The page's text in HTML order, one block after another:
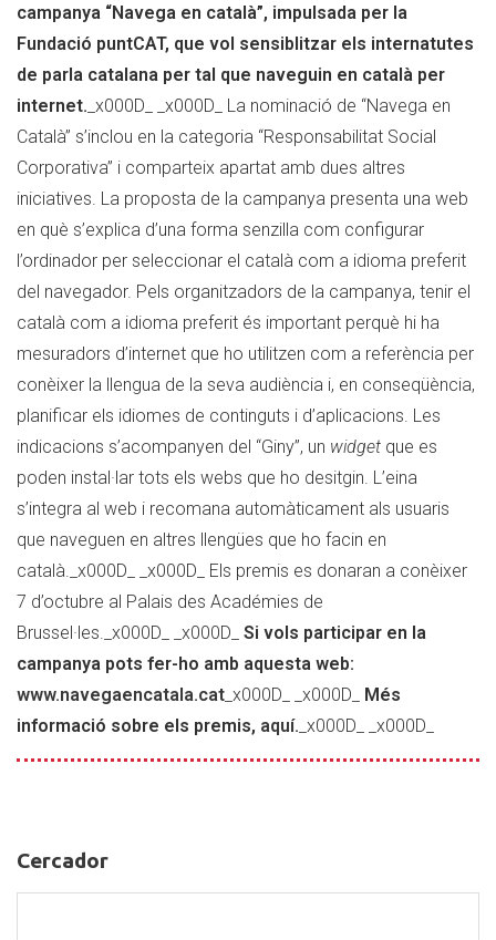
campanya “Navega en català”, impulsada per la
Fundació puntCAT, que vol sensiblitzar els internatutes
de parla catalana per tal que naveguin en català per
internet. _x000D_ _x000D_ La nominació de “Navega en
Català” s’inclou en la categoria “Responsabilitat Social
Corporativa” i comparteix apartat amb dues altres
iniciatives. La proposta de la campanya presenta una web
en què s’explica d’una forma senzilla com configurar
l’ordinador per seleccionar el català com a idioma preferit
del navegador. Pels organitzadors de la campanya, tenir el
català com a idioma preferit és important perquè hi ha
mesuradors d’internet que ho utilitzen com a referència per
conèixer la llengua de la seva audiència i, en conseqüència,
planificar els idiomes de continguts i d’aplicacions. Les
indicacions s’acompanyen del “Giny”, un widget que es
poden instal·lar tots els webs que ho desitgin. L’eina
s’integra al web i recomana automàticament als usuaris
que naveguen en altres llengües que ho facin en
català._x000D_ _x000D_ Els premis es donaran a conèixer
7 d’octubre al Palais des Académies de
Brussel·les._x000D_ _x000D_ Si vols participar en la
campanya pots fer-ho amb aquesta web:
www.navegaencatala.cat _x000D_ _x000D_ Més
informació sobre els premis, aquí. _x000D_ _x000D_
Cercador
Cercador